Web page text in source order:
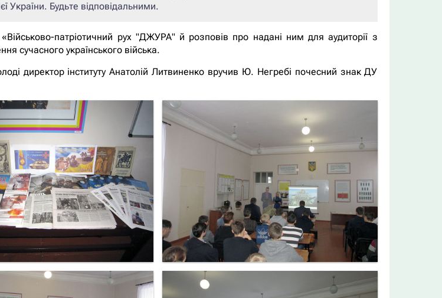
України. Будьте відповідальними.
патріотичний рух "ДЖУРА" й розповів про надані ним для аудиторії з
сучасного українського війська.
директор інституту Анатолій Литвиненко вручив Ю. Негребі почесний знак ДУ